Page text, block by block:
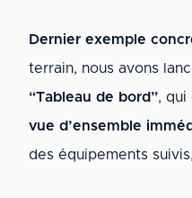
Dernier exemple
terrain, nous avons
“Tableau de bord”, qui
vue d’ensemble
des équipements